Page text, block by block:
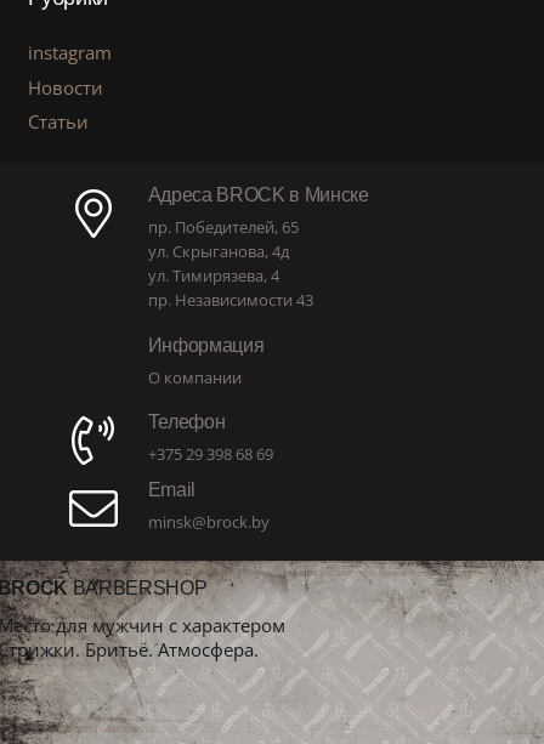
instagram
Новости
Статьи
Адреса BROCK в Минске
пр. Победителей, 65
ул. Скрыганова, 4д
ул. Тимирязева, 4
пр. Независимости 43
Информация
О компании
Телефон
+375 29 398 68 69
Email
minsk@brock.by
BARBERSHOP
для мужчин с характером
Бритьё. Атмосфера.